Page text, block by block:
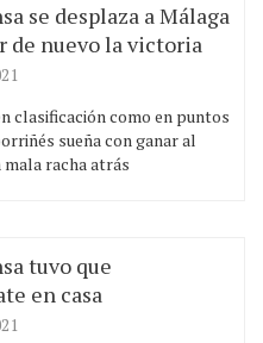
se desplaza a Málaga
de nuevo la victoria
clasificación como en puntos
sueña con ganar al
racha atrás
tuvo que
en casa